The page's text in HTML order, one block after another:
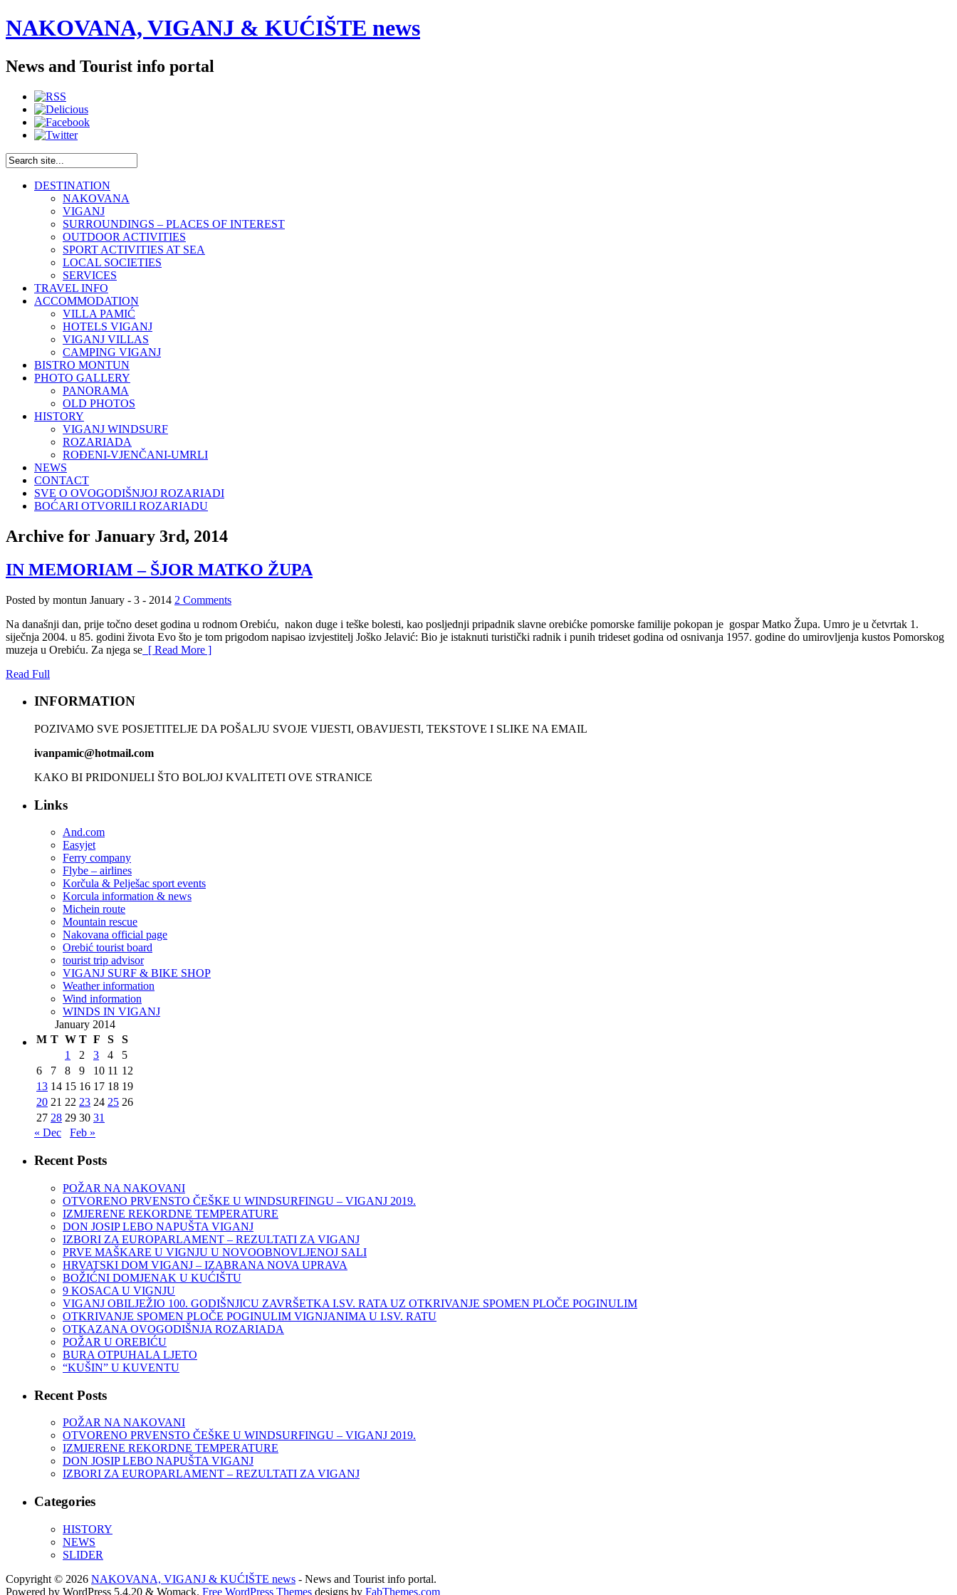
NAKOVANA, VIGANJ & KUĆIŠTE news
News and Tourist info portal
DESTINATION
NAKOVANA
VIGANJ
SURROUNDINGS – PLACES OF INTEREST
OUTDOOR ACTIVITIES
SPORT ACTIVITIES AT SEA
LOCAL SOCIETIES
SERVICES
TRAVEL INFO
ACCOMMODATION
VILLA PAMIĆ
HOTELS VIGANJ
VIGANJ VILLAS
CAMPING VIGANJ
BISTRO MONTUN
PHOTO GALLERY
PANORAMA
OLD PHOTOS
HISTORY
VIGANJ WINDSURF
ROZARIADA
ROĐENI-VJENČANI-UMRLI
NEWS
CONTACT
SVE O OVOGODIŠNJOJ ROZARIADI
BOĆARI OTVORILI ROZARIADU
Archive for January 3rd, 2014
IN MEMORIAM – ŠJOR MATKO ŽUPA
Posted by montun January - 3 - 2014 2 Comments
Na današnji dan, prije točno deset godina u rodnom Orebiću, nakon duge i teške bolesti, kao posljednji pripadnik slavne orebićke pomorske familije pokopan je gospar Matko Župa. Umro je u četvrtak 1.
siječnja 2004. u 85. godini života Evo što je tom prigodom napisao izvjestitelj Joško Jelavić: Bio je istaknuti turistički radnik i punih trideset godina od osnivanja 1957. godine do umirovljenja kustos Pomorskog
muzeja u Orebiću. Za njega se [ Read More ]
Read Full
INFORMATION
POZIVAMO SVE POSJETITELJE DA POŠALJU SVOJE VIJESTI, OBAVIJESTI, TEKSTOVE I SLIKE NA EMAIL
ivanpamic@hotmail.com
KAKO BI PRIDONIJELI ŠTO BOLJOJ KVALITETI OVE STRANICE
Links
And.com
Easyjet
Ferry company
Flybe – airlines
Korčula & Pelješac sport events
Korcula information & news
Michein route
Mountain rescue
Nakovana official page
Orebić tourist board
tourist trip advisor
VIGANJ SURF & BIKE SHOP
Weather information
Wind information
WINDS IN VIGANJ
January 2014
M T W T F S
S
1
2 3 4
5
6
7 8 9 10 11 12
13 14 15 16 17 18 19
20 21 22 23 24 25 26
27 28 29 30 31
« Dec
Feb »
Recent Posts
POŽAR NA NAKOVANI
OTVORENO PRVENSTO ČEŠKE U WINDSURFINGU – VIGANJ 2019.
IZMJERENE REKORDNE TEMPERATURE
DON JOSIP LEBO NAPUŠTA VIGANJ
IZBORI ZA EUROPARLAMENT – REZULTATI ZA VIGANJ
PRVE MAŠKARE U VIGNJU U NOVOOBNOVLJENOJ SALI
HRVATSKI DOM VIGANJ – IZABRANA NOVA UPRAVA
BOŽIĆNI DOMJENAK U KUĆIŠTU
9 KOSACA U VIGNJU
VIGANJ OBILJEŽIO 100. GODIŠNJICU ZAVRŠETKA I.SV. RATA UZ OTKRIVANJE SPOMEN PLOČE POGINULIM
OTKRIVANJE SPOMEN PLOČE POGINULIM VIGNJANIMA U I.SV. RATU
OTKAZANA OVOGODIŠNJA ROZARIADA
POŽAR U OREBIĆU
BURA OTPUHALA LJETO
“KUŠIN” U KUVENTU
Recent Posts
POŽAR NA NAKOVANI
OTVORENO PRVENSTO ČEŠKE U WINDSURFINGU – VIGANJ 2019.
IZMJERENE REKORDNE TEMPERATURE
DON JOSIP LEBO NAPUŠTA VIGANJ
IZBORI ZA EUROPARLAMENT – REZULTATI ZA VIGANJ
Categories
HISTORY
NEWS
SLIDER
Copyright © 2026 NAKOVANA, VIGANJ & KUĆIŠTE news - News and Tourist info portal.
Powered by WordPress 5.4.20 & Womack. Free WordPress Themes designs by FabThemes.com